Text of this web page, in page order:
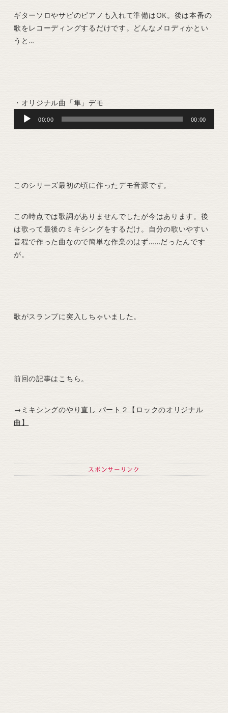
ギターソロやサビのピアノも入れて準備はOK。後は本番の
歌をレコーディングするだけです。どんなメロディかとい
うと…
・オリジナル曲「隼」デモ
Audio
Player
00:00 00:00
このシリーズ最初の頃に作ったデモ音源です。
この時点では歌詞がありませんでしたが今はあります。後
は歌って最後のミキシングをするだけ。自分の歌いやすい
音程で作った曲なので簡単な作業のはず……だったんです
が。
歌がスランプに突入しちゃいました。
前回の記事はこちら。
→ ミキシングのやり直し パート２【ロックのオリジナル
曲】
スポンサーリンク